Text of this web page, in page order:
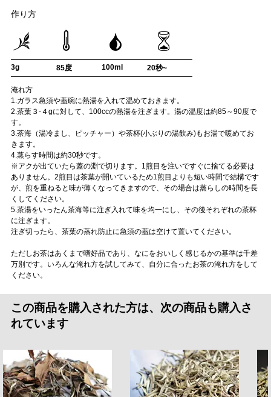
作り方
3g 85度 100ml 20秒~
淹れ方
1.ガラス急須や蓋碗に熱湯を入れて温めておきます。
2.茶葉３-４gに対して、100ccの熱湯を注ぎます。湯の温度は約85～90度で
す。
3.茶海（湯冷まし、ピッチャー）や茶杯(小ぶりの湯飲み)もお湯で暖めてお
きます。
4.蒸らす時間は約30秒です。
※アクが出ていたら蓋の淵で切ります。1煎目を注いですぐに捨てる必要は
ありません。2煎目は茶葉が開いているため1煎目よりも短い時間で結構です
が、煎を重ねると味が薄くなってきますので、その場合は蒸らしの時間を長
くしてください。
5.茶湯をいったん茶海等に注ぎ入れて味を均一にし、その後それぞれの茶杯
に注ぎます。
注ぎ切ったら、茶葉の蒸れ防止に急須の蓋は空けて置いてください。
ただしお茶はあくまで嗜好品であり、なにをおいしく感じるかの基準は千差
万別です。いろんな淹れ方を試してみて、自分に合ったお茶の淹れ方をして
ください。
この商品を購入された方は、次の商品も購入さ
れています